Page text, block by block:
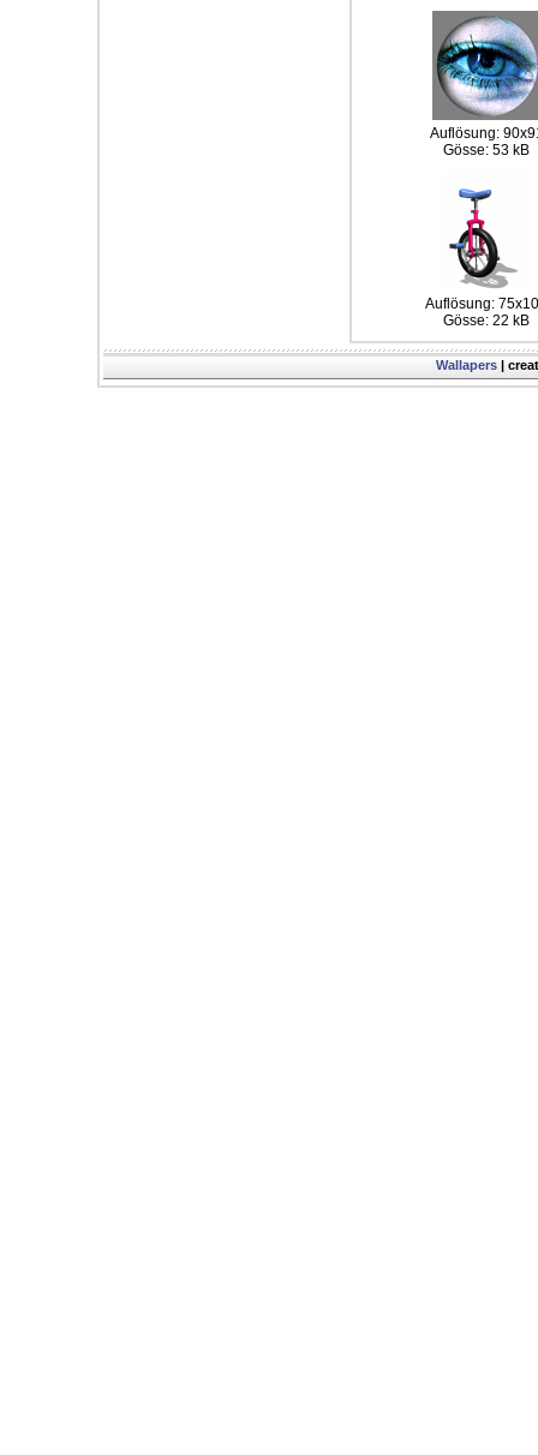
Auflösung:
Gösse: 53 kB
Auflösung:
Gösse: 22 kB
Wallapers |